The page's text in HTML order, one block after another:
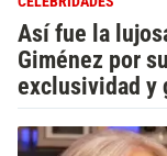
Así fue la
Giménez por
exclusividad y